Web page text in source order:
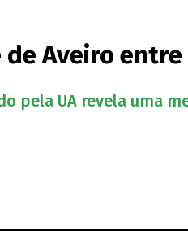
Aveiro
pela UA revela uma